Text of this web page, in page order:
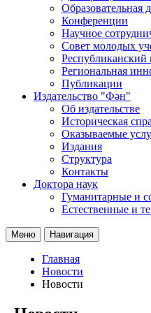
Образовательная
Конференции
Научное
Совет молодых
Республиканский
Региональная
Публикации
Издательство "Фән"
Об издательстве
Историческая
Оказываемые
Издания
Структура
Контакты
Доктора наук
Гуманитарные и
Естественные и
Меню Навигация
Главная
Новости
Новости